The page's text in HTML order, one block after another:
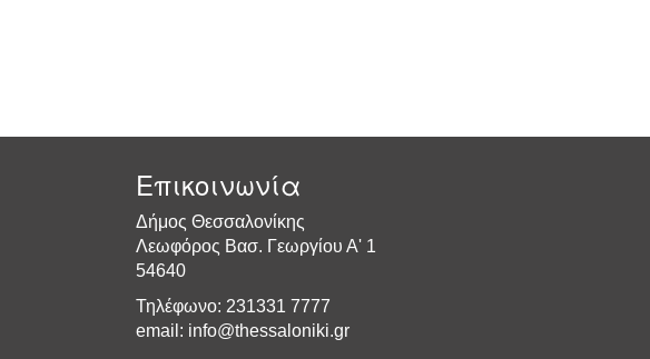
Επικοινωνία
Δήμος Θεσσαλονίκης
Λεωφόρος Βασ. Γεωργίου Α' 1
54640
Τηλέφωνο: 231331 7777
email: info@thessaloniki.gr